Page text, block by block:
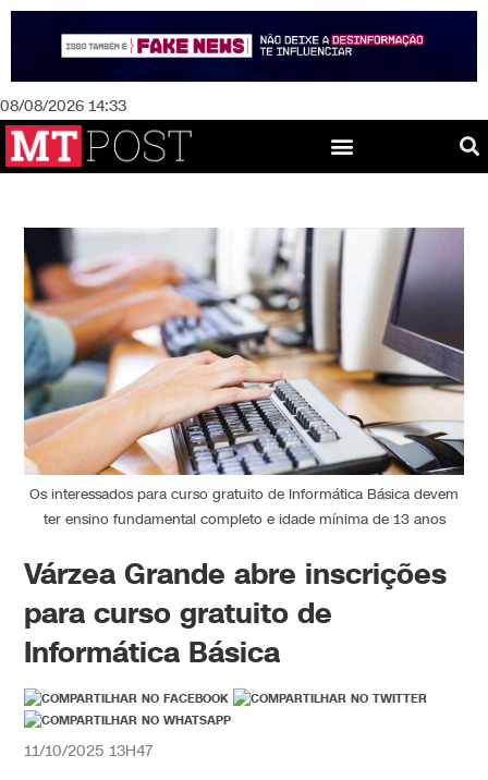
08/08/2026 14:33
Os interessados para curso gratuito de Informática Básica devem
ter ensino fundamental completo e idade mínima de 13 anos
Várzea Grande abre inscrições
para curso gratuito de
Informática Básica
11/10/2025 13H47